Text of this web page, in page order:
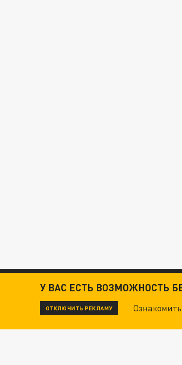
У ВАС ЕСТЬ ВОЗМОЖНОСТЬ
ОТКЛЮЧИТЬ РЕКЛАМУ